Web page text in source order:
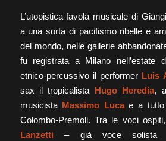
L’utopistica favola musicale di
a una sorta di pacifismo ribelle e
del mondo, nelle gallerie
fu registrata a Milano nell’estate
etnico-percussivo il performer Luis
sax il tropicalista Hugo Heredia,
musicista Massimo Lucae a tutto
Colombo-Premoli. Tra le voci
Lanzetti – già voce solista